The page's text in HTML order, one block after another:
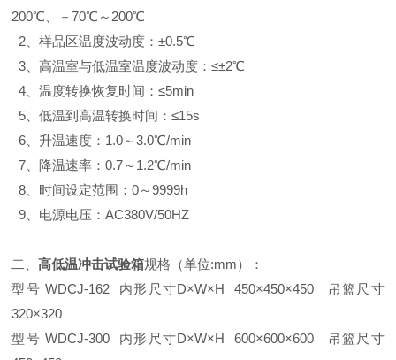
200℃、－70℃～200℃
2、样品区温度波动度：±0.5℃
3、高温室与低温室温度波动度：≤±2℃
4、温度转换恢复时间：≤5min
5、低温到高温转换时间：≤15s
6、升温速度：1.0～3.0℃/min
7、降温速率：0.7～1.2℃/min
8、时间设定范围：0～9999h
9、电源电压：AC380V/50HZ
二、高低温冲击试验箱规格（单位:mm）：
型号 WDCJ-162 内形尺寸D×W×H 450×450×450 吊篮尺寸
320×320
型号 WDCJ-300 内形尺寸D×W×H 600×600×600 吊篮尺寸